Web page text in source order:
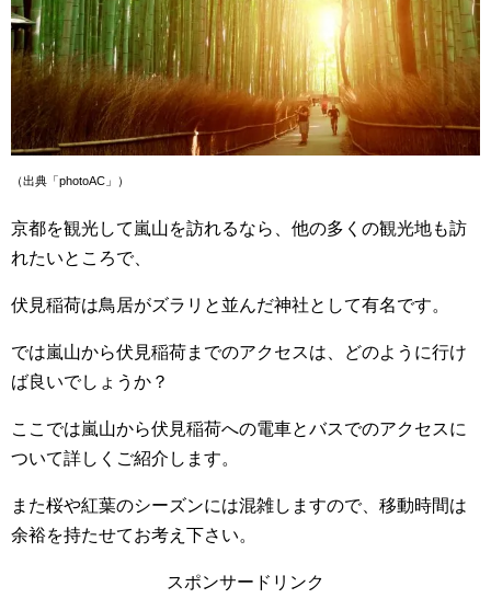
（出典「photoAC」）
京都を観光して嵐山を訪れるなら、他の多くの観光地も訪
れたいところで、
伏見稲荷は鳥居がズラリと並んだ神社として有名です。
では嵐山から伏見稲荷までのアクセスは、どのように行け
ば良いでしょうか？
ここでは嵐山から伏見稲荷への電車とバスでのアクセスに
ついて詳しくご紹介します。
また桜や紅葉のシーズンには混雑しますので、移動時間は
余裕を持たせてお考え下さい。
スポンサードリンク